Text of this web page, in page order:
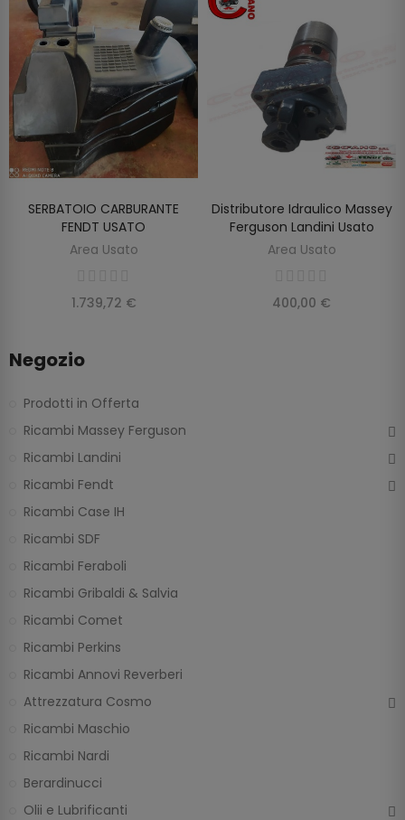
SCOPRIRE
SERBATOIO CARBURANTE
FENDT USATO
Area Usato
1.739,72 €
SCOPRIRE
Distributore Idraulico Massey
Ferguson Landini Usato
Area Usato
400,00 €
Negozio
Prodotti in Offerta
Ricambi Massey Ferguson
Ricambi Landini
Ricambi Fendt
Ricambi Case IH
Ricambi SDF
Ricambi Feraboli
Ricambi Gribaldi & Salvia
Ricambi Comet
Ricambi Perkins
Ricambi Annovi Reverberi
Attrezzatura Cosmo
Ricambi Maschio
Ricambi Nardi
Berardinucci
Olii e Lubrificanti